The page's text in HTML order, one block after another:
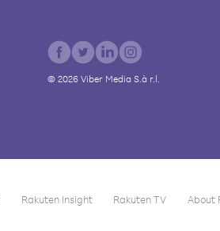
© 2026 Viber Media S.à r.l.
Rakuten Insight Rakuten TV About